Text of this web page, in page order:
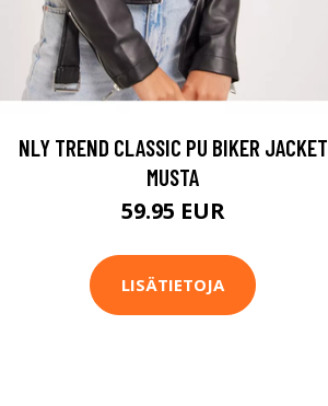
NLY TREND CLASSIC PU BIKER JACKET
MUSTA
59.95 EUR
LISÄTIETOJA